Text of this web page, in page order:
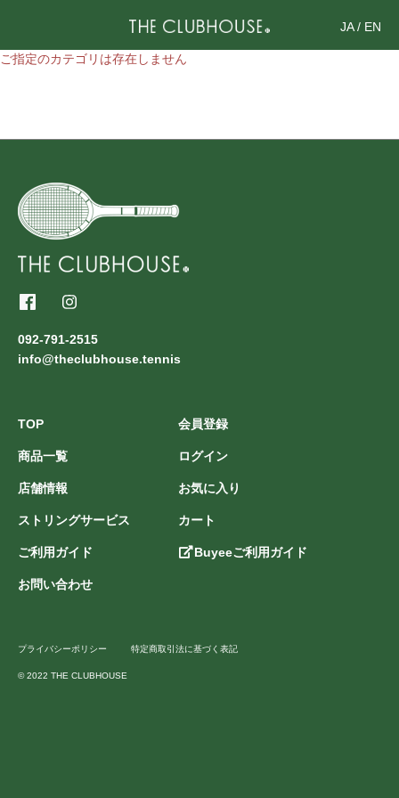
JA/ EN
ご指定のカテゴリは存在しません
092-791-2515
info@theclubhouse.tennis
TOP
商品一覧
店舗情報
ストリングサービス
ご利用ガイド
お問い合わせ
会員登録
ログイン
お気に入り
カート
Buyeeご利用ガイド
プライバシーポリシー 特定商取引法に基づく表記
© 2022 THE CLUBHOUSE